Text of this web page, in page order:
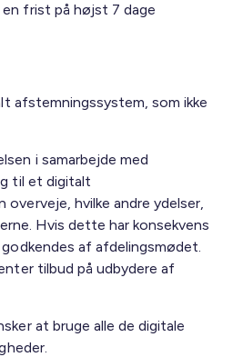
frist på højst 7 dage
afstemningssystem, som ikke
i samarbejde med
til et digitalt
hvilke andre ydelser,
Hvis dette har konsekvens
af afdelingsmødet.
tilbud på udbydere af
at bruge alle de digitale